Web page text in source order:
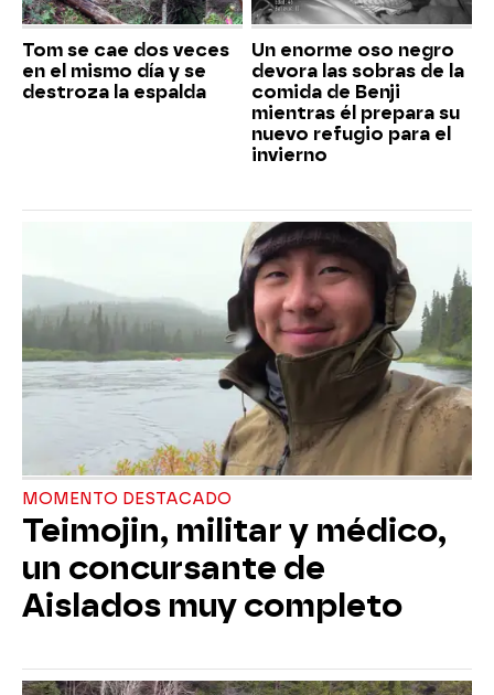
Tom se cae dos veces
en el mismo día y se
destroza la espalda
Un enorme oso negro
devora las sobras de la
comida de Benji
mientras él prepara su
nuevo refugio para el
invierno
MOMENTO DESTACADO
Teimojin, militar y médico,
un concursante de
Aislados muy completo